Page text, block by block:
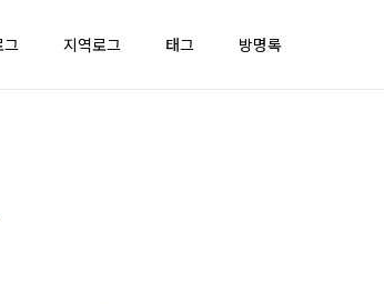
그 지역로그 태그 방명록